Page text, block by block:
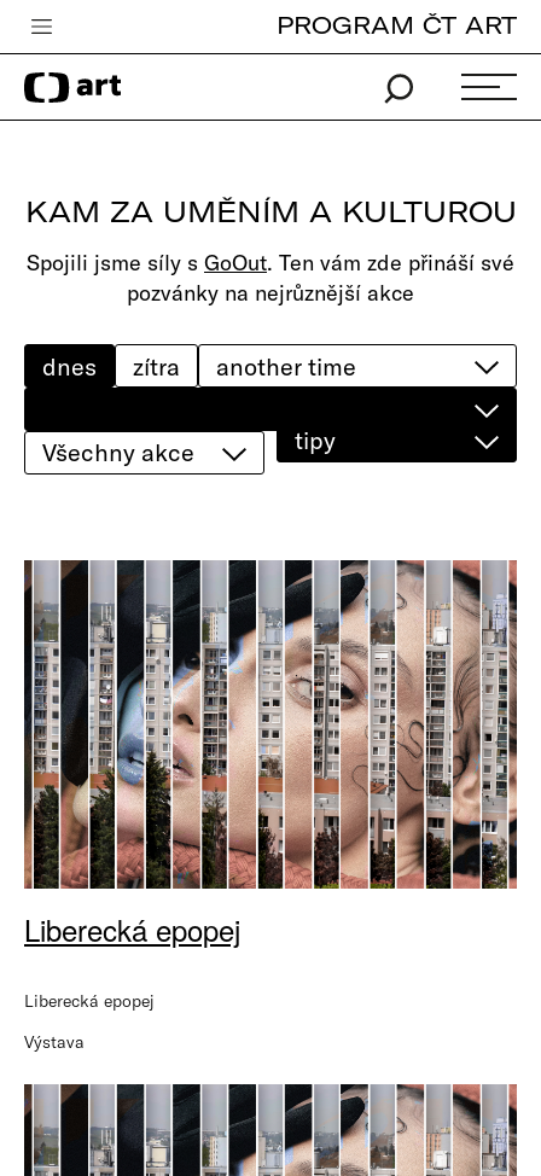
Česká televize
Zpravodajství
iVysílání
TV program
edu
PROGRAM ČT ART
KAM ZA UMĚNÍM A KULTUROU
Spojili jsme síly s GoOut. Ten vám zde přináší své
pozvánky na nejrůznější akce
Všechny akce
dnes zítra
tipy
Liberecká epopej
Liberecká epopej
Výstava